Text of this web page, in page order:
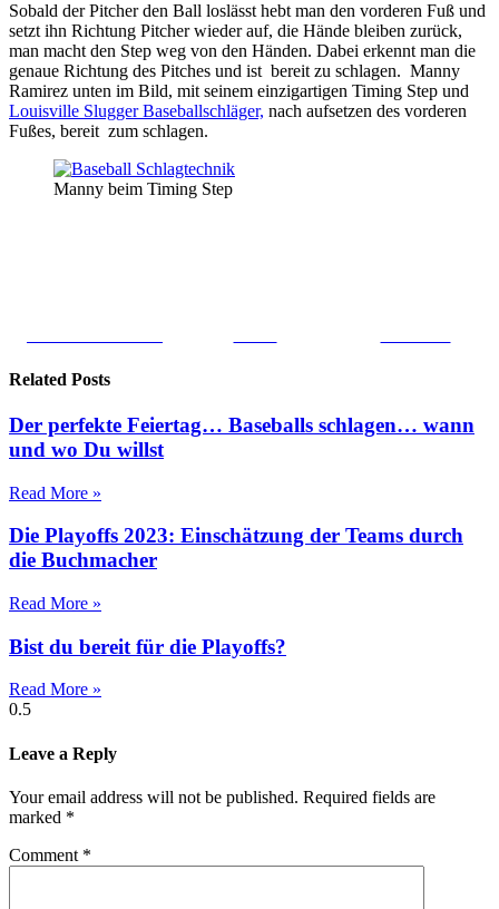
Sobald der Pitcher den Ball loslässt hebt man den vorderen Fuß und
setzt ihn Richtung Pitcher wieder auf, die Hände bleiben zurück,
man macht den Step weg von den Händen. Dabei erkennt man die
genaue Richtung des Pitches und ist bereit zu schlagen. Manny
Ramirez unten im Bild, mit seinem einzigartigen Timing Step und
Louisville Slugger Baseballschläger, nach aufsetzen des vorderen
Fußes, bereit zum schlagen.
Manny beim Timing Step
Related Posts
Der perfekte Feiertag… Baseballs schlagen… wann
und wo Du willst
Read More »
Die Playoffs 2023: Einschätzung der Teams durch
die Buchmacher
Read More »
Bist du bereit für die Playoffs?
Read More »
Leave a Reply
Your email address will not be published. Required fields are
marked *
Comment *